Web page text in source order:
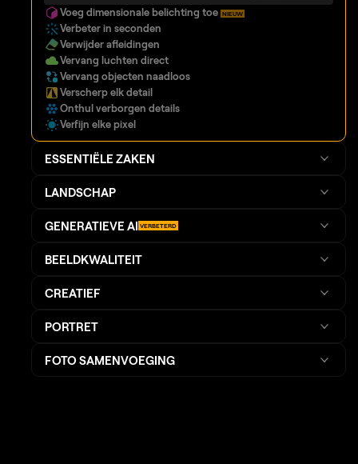
Voeg dimensionale belichting toe NIEUW
Verbeter in seconden
Verwijder afleidingen
Vervang luchten direct
Vervang objecten naadloos
Verscherp elk detail
Onthul verborgen details
Verfijn elke pixel
ESSENTIËLE ZAKEN
LANDSCHAP
GENERATIEVE AI VERBETERD
BEELDKWALITEIT
CREATIEF
PORTRET
FOTO SAMENVOEGING